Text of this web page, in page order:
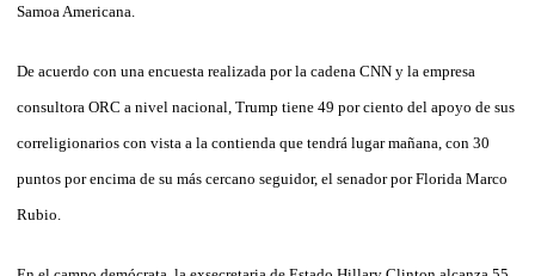
Samoa Americana.
De acuerdo con una encuesta realizada por la cadena CNN y la empresa
consultora ORC a nivel nacional, Trump tiene 49 por ciento del apoyo de sus
correligionarios con vista a la contienda que tendrá lugar mañana, con 30
puntos por encima de su más cercano seguidor, el senador por Florida Marco
Rubio.